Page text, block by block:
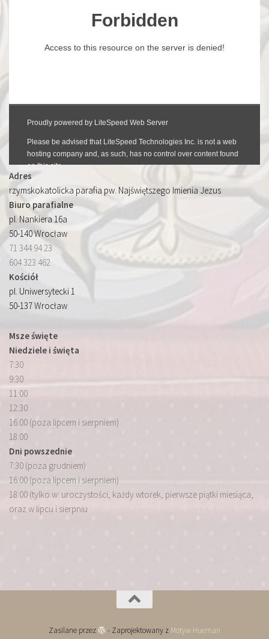
Adres
rzymskokatolicka parafia pw. Najświętszego Imienia Jezus
Biuro parafialne
pl. Nankiera 16a
50-140 Wrocław
71 344 94 23
604 323 462
Kościół
pl. Uniwersytecki 1
50-137 Wrocław
Msze święte
Niedziele i święta
7:30
9:30
11:00
12:30
16:00 (poza lipcem i sierpniem)
18:00
Dni powszednie
7:30 (poza grudniem)
16:00 (poza lipcem i sierpniem)
18:00 (tylko w: uroczystości, każdy wtorek, pierwsze piątki miesiąca,
oraz w lipcu i sierpniu
Zasilane przez - Zaprojektowany z Motyw Hueman